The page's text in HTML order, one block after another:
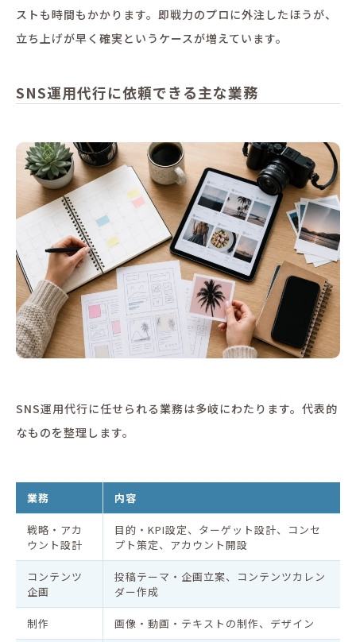
ストも時間もかかります。即戦力のプロに外注したほうが、
立ち上げが早く確実というケースが増えています。
SNS運用代行に依頼できる主な業務
SNS運用代行に任せられる業務は多岐にわたります。代表的
なものを整理します。
業務 内容
戦略・アカ
ウント設計
目的・KPI設定、ターゲット設計、コンセ
プト策定、アカウント開設
コンテンツ
企画
投稿テーマ・企画立案、コンテンツカレン
ダー作成
制作 画像・動画・テキストの制作、デザイン